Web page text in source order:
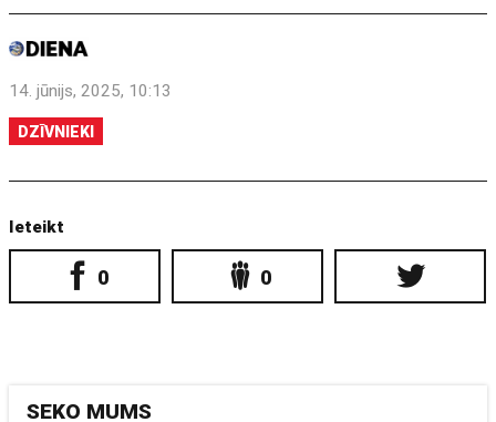
14. jūnijs, 2025, 10:13
DZĪVNIEKI
Ieteikt
0 0
SEKO MUMS